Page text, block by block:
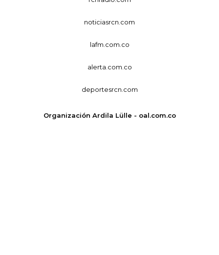
noticiasrcn.com
lafm.com.co
alerta.com.co
deportesrcn.com
Organización Ardila Lülle - oal.com.co